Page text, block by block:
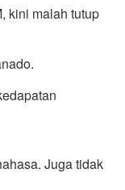
kini malah tutup
Juga tidak